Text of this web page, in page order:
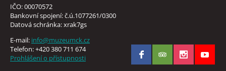
IČO: 00070572
Bankovní spojení: č.ú.1077261/0300
Datová schránka: xrak7gs
E-mail: info@muzeumck.cz
Telefon: +420 380 711 674
Prohlášení o přístupnosti